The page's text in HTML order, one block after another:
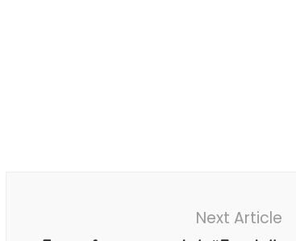
Next Article